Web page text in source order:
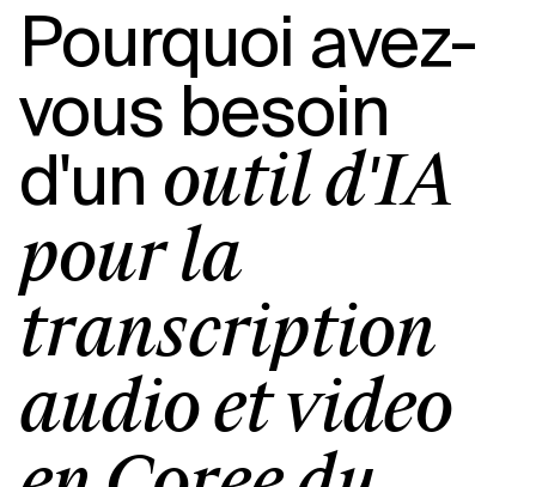
Pourquoi avez-
vous besoin
d'un outil d'IA
pour la
transcription
audio et vidéo